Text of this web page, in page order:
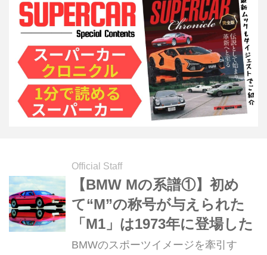
Official Staff
【BMW Mの系譜①】初め
て“M”の称号が与えられた
「M1」は1973年に登場した
BMWのスポーツイメージを牽引す